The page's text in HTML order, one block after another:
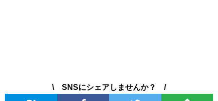
\ SNSにシェアしませんか？ /